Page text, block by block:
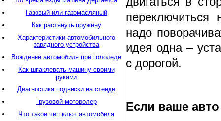
переключиться
надо
идея одна –
с дорогой.
Если ваше
Газовый или газомасляный
Как растянуть пружину
Характеристики автомобильного
зарядного устройства
Вождение автомобиля при гололеде
Как шпаклевать машину своими
руками
Диагностика подвески на стенде
Грузовой моторолер
Что такое чип ключ автомобиля